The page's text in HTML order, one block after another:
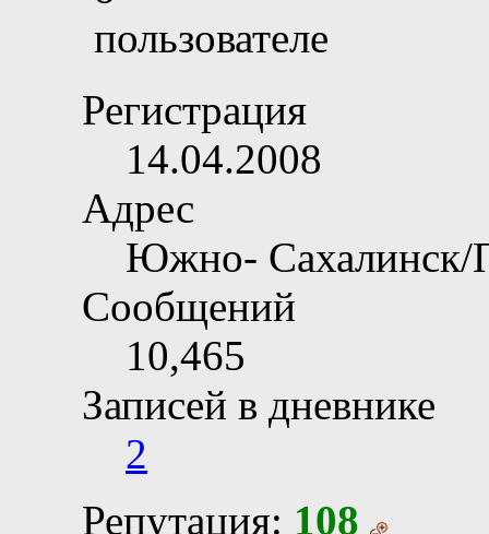
Регистрация
14.04.2008
Адрес
Южно- Сахалинск/
Сообщений
10,465
Записей в дневнике
2
Репутация: 108